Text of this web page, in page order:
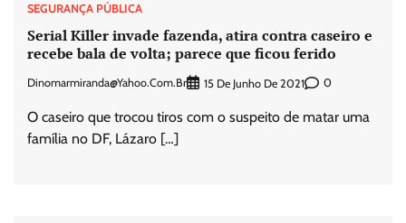
SEGURANÇA PÚBLICA
Serial Killer invade fazenda, atira contra caseiro e
recebe bala de volta; parece que ficou ferido
Dinomarmiranda@yahoo.com.br 15 De Junho De 2021 0
O caseiro que trocou tiros com o suspeito de matar uma
família no DF, Lázaro […]